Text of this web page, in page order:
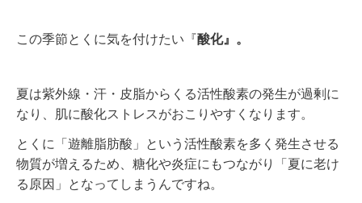
この季節とくに気を付けたい『酸化』。
夏は紫外線・汗・皮脂からくる活性酸素の発生が過剰に
なり、肌に酸化ストレスがおこりやすくなります。
とくに「遊離脂肪酸」という活性酸素を多く発生させる
物質が増えるため、糖化や炎症にもつながり「夏に老け
る原因」となってしまうんですね。